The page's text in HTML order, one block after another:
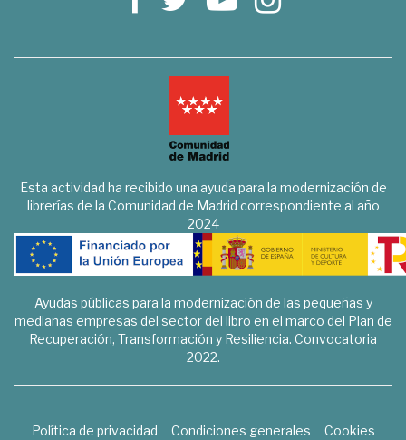
Esta actividad ha recibido una ayuda para la modernización de
librerías de la Comunidad de Madrid correspondiente al año
2024
Ayudas públicas para la modernización de las pequeñas y
medianas empresas del sector del libro en el marco del Plan de
Recuperación, Transformación y Resiliencia. Convocatoria
2022.
Política de privacidad Condiciones generales
Cookies